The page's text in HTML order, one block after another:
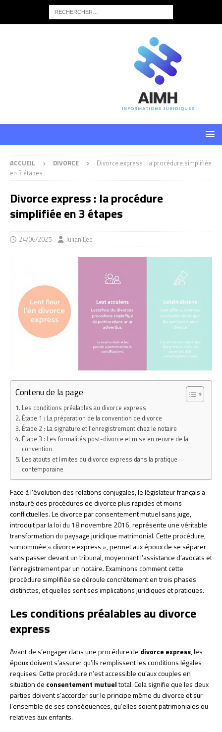
ACCUEIL DIVORCE
Divorce express : la procédure simplifiée
en 3 étapes
Divorce express : la procédure
simplifiée en 3 étapes
24/06/2025 Julian Lee
Contenu de la page
Les conditions préalables au divorce express
Étape 1 : La préparation de la convention de divorce
Étape 2 : La signature et l’enregistrement chez le notaire
Étape 3 : Les formalités post-divorce et mise en œuvre de la
convention
Les atouts et limites du divorce express dans la pratique
contemporaine
Face à l’évolution des relations conjugales, le législateur français a
instauré des procédures de divorce plus rapides et moins
conflictuelles. Le divorce par consentement mutuel sans juge,
introduit par la loi du 18 novembre 2016, représente une véritable
transformation du paysage juridique matrimonial. Cette procédure,
surnommée « divorce express », permet aux époux de se séparer
sans passer devant un tribunal, moyennant l’assistance d’avocats et
l’enregistrement par un notaire. Examinons comment cette
procédure simplifiée se déroule concrètement en trois phases
distinctes, et quelles sont ses implications juridiques et pratiques.
Les conditions préalables au divorce
express
Avant de s’engager dans une procédure de divorce express, les
époux doivent s’assurer qu’ils remplissent les conditions légales
requises. Cette procédure n’est accessible qu’aux couples en
situation de consentement mutueltotal. Cela signifie que les deux
parties doivent s’accorder sur le principe même du divorce et sur
l’ensemble de ses conséquences, qu’elles soient patrimoniales ou
relatives aux enfants.